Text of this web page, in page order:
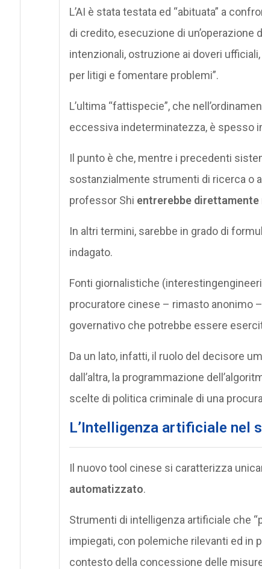
L’AI è stata testata ed “abituata” a
di credito, esecuzione di un’operazione
intenzionali, ostruzione ai doveri
per litigi e fomentare problemi”.
L’ultima “fattispecie”, che
eccessiva indeterminatezza, è spesso
Il punto è che, mentre i precedenti
sostanzialmente strumenti di ricerca o
professor Shi entrerebbe direttamente
In altri termini, sarebbe in grado di
indagato.
Fonti giornalistiche
procuratore cinese – rimasto anonimo
governativo che potrebbe essere
Da un lato, infatti, il ruolo del decisore
dall’altra, la programmazione
scelte di politica criminale di una
L’Intelligenza artificiale nel
Il nuovo tool cinese si caratterizza
automatizzato.
Strumenti di intelligenza artificiale che
impiegati, con polemiche rilevanti ed in
contesto della concessione delle